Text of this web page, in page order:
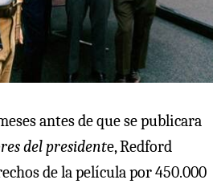
antes de que se publicara
del presidente, Redford
de la película por 450.000